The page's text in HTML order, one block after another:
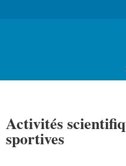
Activités
sportives